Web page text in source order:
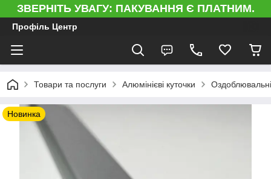
ЗВЕРНІТЬ УВАГУ: ПАКУВАННЯ Є ПЛАТНИМ.
Профіль Центр
Товари та послуги Алюмінієві куточки Оздоблювальні
Новинка